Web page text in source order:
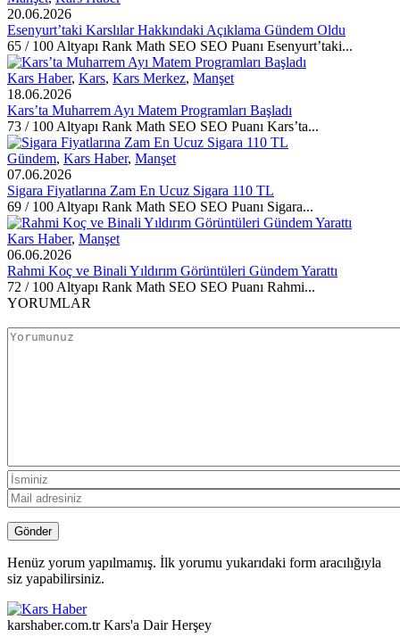
20.06.2026
Esenyurt’taki Karslılar Hakkındaki Açıklama Gündem Oldu
65 / 100 Altyapı Rank Math SEO SEO Puanı Esenyurt’taki...
Kars Haber, Kars, Kars Merkez, Manşet
18.06.2026
Kars’ta Muharrem Ayı Matem Programları Başladı
73 / 100 Altyapı Rank Math SEO SEO Puanı Kars’ta...
Gündem, Kars Haber, Manşet
07.06.2026
Sigara Fiyatlarına Zam En Ucuz Sigara 110 TL
69 / 100 Altyapı Rank Math SEO SEO Puanı Sigara...
Kars Haber, Manşet
06.06.2026
Rahmi Koç ve Binali Yıldırım Görüntüleri Gündem Yarattı
72 / 100 Altyapı Rank Math SEO SEO Puanı Rahmi...
YORUMLAR
Henüz yorum yapılmamış. İlk yorumu yukarıdaki form aracılığıyla
siz yapabilirsiniz.
karshaber.com.tr Kars'a Dair Herşey